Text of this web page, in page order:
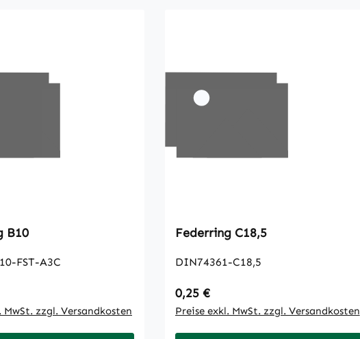
Federring B10
FST-A3C
MwSt. zzgl. Versandkosten
Federring C18,5
DIN74361-C18,5
Regulärer Preis:
0,25 €
Preise exkl. MwSt. zzgl. Versandkosten